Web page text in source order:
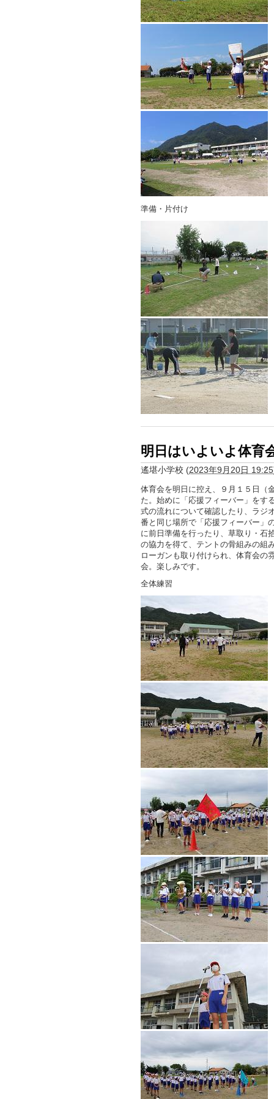
準備・片付け
明日はいよいよ体育
遙堪小学校 (2023年9月20日 19:25
体育会を明日に控え、９月１５日（
た。始めに「応援フィーバー」をす
式の流れについて確認したり、ラジ
番と同じ場所で「応援フィーバー」
に前日準備を行ったり、草取り・石
の協力を得て、テントの骨組みの組
ローガンも取り付けられ、体育会の
会。楽しみです。
全体練習